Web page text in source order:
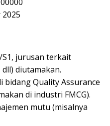
jurusan terkait
diutamakan.
bidang Quality Assurance
di industri FMCG).
mutu (misalnya